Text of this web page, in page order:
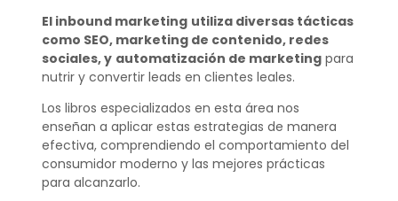
El inbound marketing utiliza diversas tácticas
como SEO, marketing de contenido, redes
sociales, y automatización de marketingpara
nutrir y convertir leads en clientes leales.
Los libros especializados en esta área nos
enseñan a aplicar estas estrategias de manera
efectiva, comprendiendo el comportamiento del
consumidor moderno y las mejores prácticas
para alcanzarlo.